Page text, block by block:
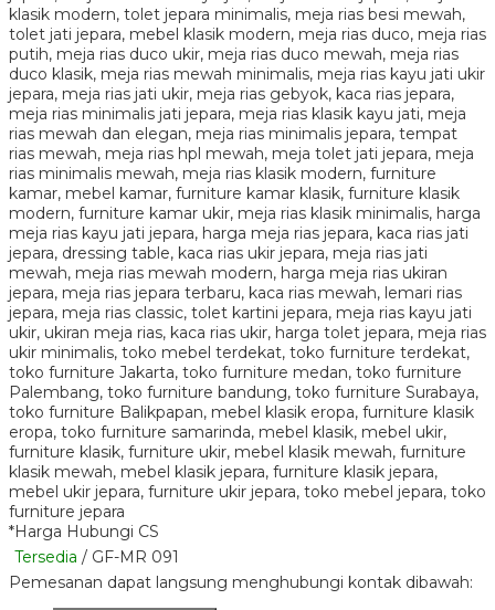
*Harga Hubungi CS
Tersedia / GF-MR 091
Pemesanan dapat langsung menghubungi kontak dibawah: